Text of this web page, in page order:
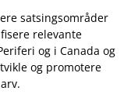
satsingsområder
relevante
og i Canada og
og promotere